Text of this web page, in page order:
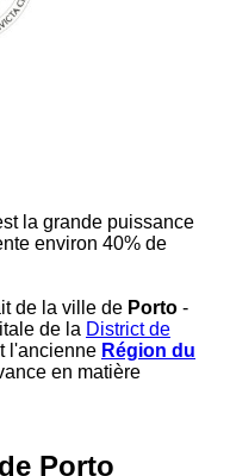
la grande puissance
environ 40% de
de la ville de Porto -
de la District de
l'ancienne Région du
en matière
Porto